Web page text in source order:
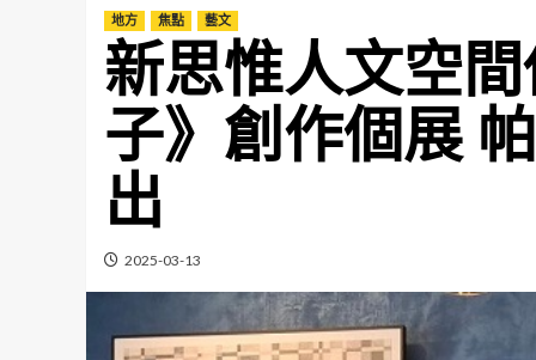
地方 焦點 藝文
新思惟人文空
子》創作個展
出
2025-03-13